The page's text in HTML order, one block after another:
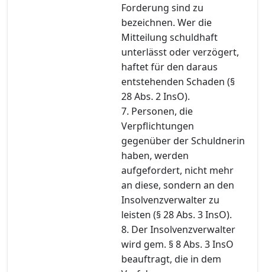
Forderung sind zu
bezeichnen. Wer die
Mitteilung schuldhaft
unterlässt oder verzögert,
haftet für den daraus
entstehenden Schaden (§
28 Abs. 2 InsO).
7. Personen, die
Verpflichtungen
gegenüber der Schuldnerin
haben, werden
aufgefordert, nicht mehr
an diese, sondern an den
Insolvenzverwalter zu
leisten (§ 28 Abs. 3 InsO).
8. Der Insolvenzverwalter
wird gem. § 8 Abs. 3 InsO
beauftragt, die in dem